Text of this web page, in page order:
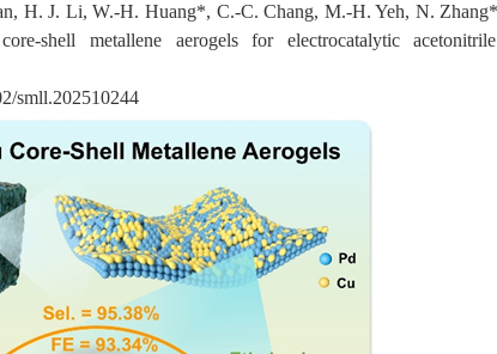
H. J. Li, W.-H. Huang*, C.-C. Chang, M.-H. Yeh, N.
shell metallene aerogels for electrocatalytic
smll.202510244